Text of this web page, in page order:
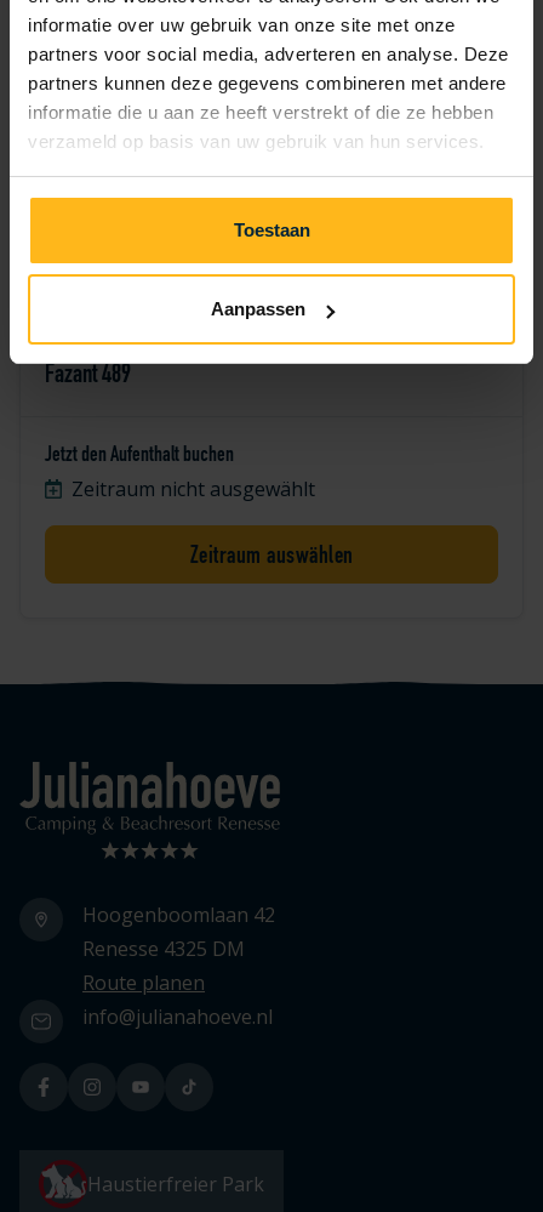
informatie over uw gebruik van onze site met onze
partners voor social media, adverteren en analyse. Deze
partners kunnen deze gegevens combineren met andere
informatie die u aan ze heeft verstrekt of die ze hebben
verzameld op basis van uw gebruik van hun services.
Toestaan
Aanpassen
7 8 9 10 11 12
14 15 16 17 18 19 20
28 29 30
Fazant 489
Jetzt den Aufenthalt buchen
Zeitraum nicht ausgewählt
Zeitraum auswählen
Logo Julianahoeve
Hoogenboomlaan 42
Renesse 4325 DM
Route planen
info@julianahoeve.nl
Haustierfreier Park